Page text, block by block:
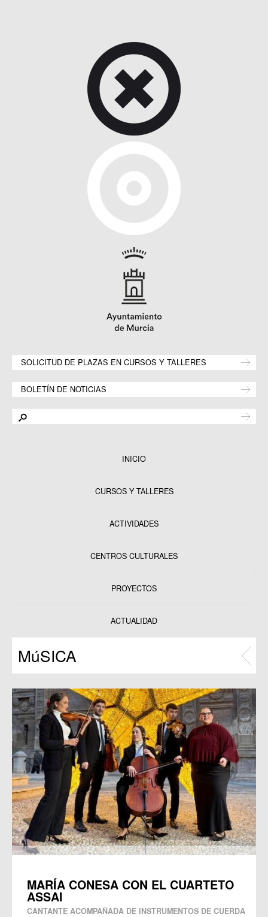
SOLICITUD DE PLAZAS EN CURSOS Y TALLERES
BOLETÍN DE NOTICIAS
INICIO
CURSOS Y TALLERES
ACTIVIDADES
CENTROS CULTURALES
PROYECTOS
Programas
ACTUALIDAD
MúSICA
MARÍA CONESA CON EL CUARTETO
ASSAI
CANTANTE ACOMPAÑADA DE INSTRUMENTOS DE CUERDA